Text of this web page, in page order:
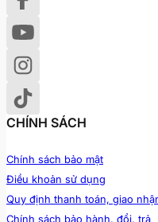
CHÍNH SÁCH
Chính sách bảo mật
Điều khoản sử dụng
Quy định thanh toán, giao
Chính sách bảo hành, đổi, trả